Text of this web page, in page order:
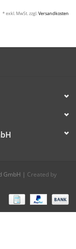
* exkl. MwSt. zzgl.Versandkosten
GmbH | Created by